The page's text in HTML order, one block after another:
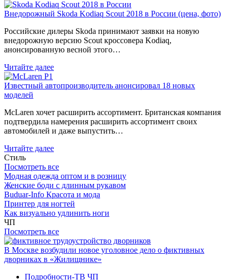
Внедорожный Skoda Kodiaq Scout 2018 в России (цена, фото)
Российские дилеры Skoda принимают заявки на новую
внедорожную версию Scout кроссовера Kodiaq,
анонсированную весной этого…
Читайте далее
Известный автопроизводитель анонсировал 18 новых
моделей
McLaren хочет расширить ассортимент. Британская компания
подтвердила намерения расширить ассортимент своих
автомобилей и даже выпустить…
Читайте далее
Стиль
Посмотреть все
Модная одежда оптом и в розницу
Женские боди с длинным рукавом
Buduar-Info Красота и мода
Принтер для ногтей
Как визуально удлинить ноги
ЧП
Посмотреть все
В Москве возбудили новое уголовное дело о фиктивных
дворниках в «Жилищнике»
Подробности-ТВ ЧП